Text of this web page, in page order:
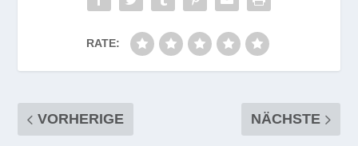
RATE:
VORHERIGE NÄCHSTE